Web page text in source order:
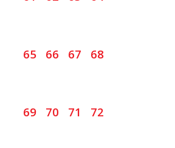
65 66 67 68
69 70 71 72